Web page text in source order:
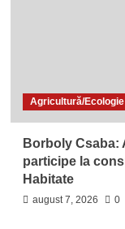
Agricultură/Ecologie
Borboly Csaba:
participe la
Habitate
august 7, 2026 0